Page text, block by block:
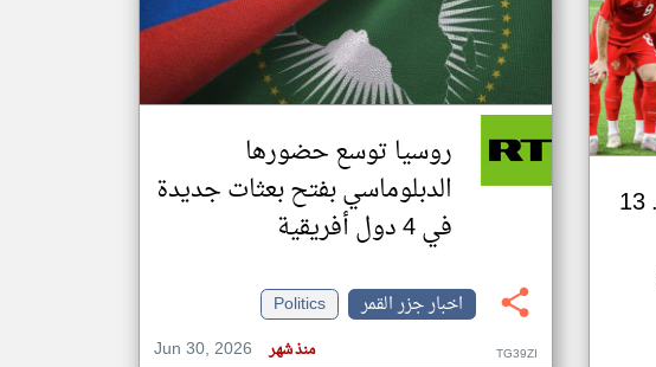
تغيير الدولة
اخبار جزر القمر على مدار الساعة
أهم اخبار جزر القمر العاجلة والمباشرة
بينهم ممثلو 7 دول عربية.. 13
روسيا توسع حضورها
الدبلوماسي بفتح بعثات جديدة
في 4 دول أفريقية
اخبار جزر القمر
Politics
Jun 30, 2026
منذ شهر TG39ZI
klyoum.com